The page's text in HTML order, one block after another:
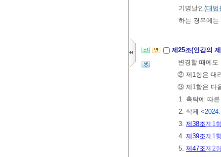
기명날인(대법
하는 경우에
제25조(인감의
변경할 때에도
② 제1항은 대
③ 제1항은 다
1. 촉탁에 따
2. 삭제
3. 제38조제1
4. 제39조제1
5. 제47조제2